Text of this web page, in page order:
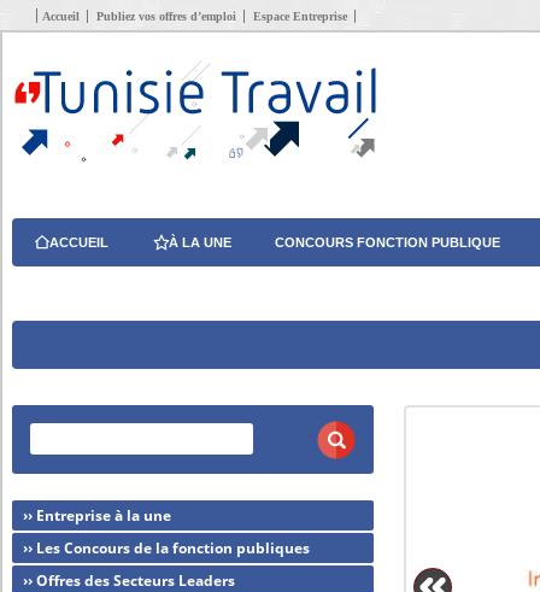
Accueil Publiez vos offres d’emploi Espace Entreprise
ACCUEIL À LA UNE CONCOURS FONCTION PUBLIQUE
›› Entreprise à la une
›› Les Concours de la fonction publiques
›› Offres des Secteurs Leaders